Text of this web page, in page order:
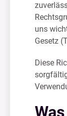
uns
Gesetz
Diese